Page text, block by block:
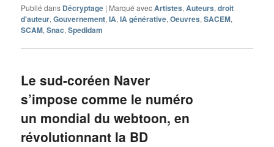
Publié dans Décryptage | Marqué avecArtistes,Auteurs,droit
d'auteur,Gouvernement,IA,IA générative,Oeuvres,SACEM,
SCAM,Snac,Spedidam
Le sud-coréen Naver
s’impose comme le numéro
un mondial du webtoon, en
révolutionnant la BD